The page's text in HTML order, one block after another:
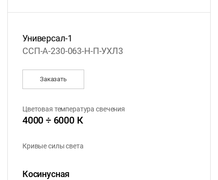
Универсал-1
ССП-А-230-063-Н-П-УХЛ3
Заказать
Цветовая температура свечения
4000 ÷ 6000 К
Кривые силы света
Косинусная